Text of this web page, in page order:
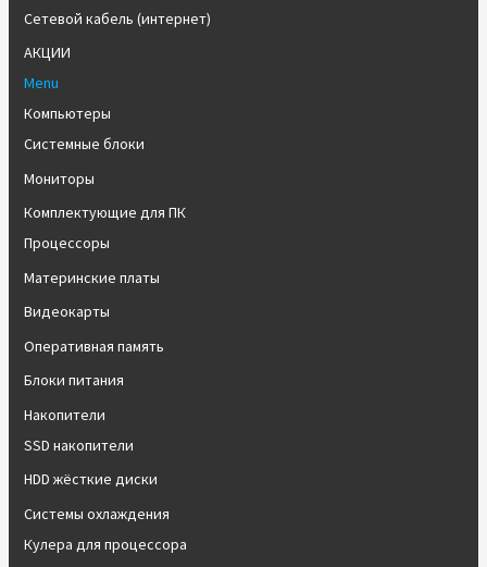
Сетевой кабель (интернет)
АКЦИИ
Menu
Компьютеры
Системные блоки
Мониторы
Комплектующие для ПК
Процессоры
Материнские платы
Видеокарты
Оперативная память
Блоки питания
Накопители
SSD накопители
HDD жёсткие диски
Системы охлаждения
Кулера для процессора